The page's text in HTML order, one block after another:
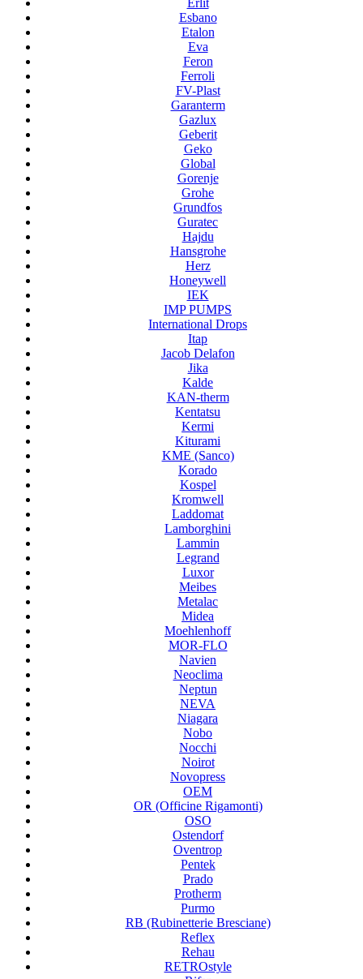
Erlit
Esbano
Etalon
Eva
Feron
Ferroli
FV-Plast
Garanterm
Gazlux
Geberit
Geko
Global
Gorenje
Grohe
Grundfos
Guratec
Hajdu
Hansgrohe
Herz
Honeywell
IEK
IMP PUMPS
International Drops
Itap
Jacob Delafon
Jika
Kalde
KAN-therm
Kentatsu
Kermi
Kiturami
KME (Sanco)
Korado
Kospel
Kromwell
Laddomat
Lamborghini
Lammin
Legrand
Luxor
Meibes
Metalac
Midea
Moehlenhoff
MOR-FLO
Navien
Neoclima
Neptun
NEVA
Niagara
Nobo
Nocchi
Noirot
Novopress
OEM
OR (Officine Rigamonti)
OSO
Ostendorf
Oventrop
Pentek
Prado
Protherm
Purmo
RB (Rubinetterie Bresciane)
Reflex
Rehau
RETROstyle